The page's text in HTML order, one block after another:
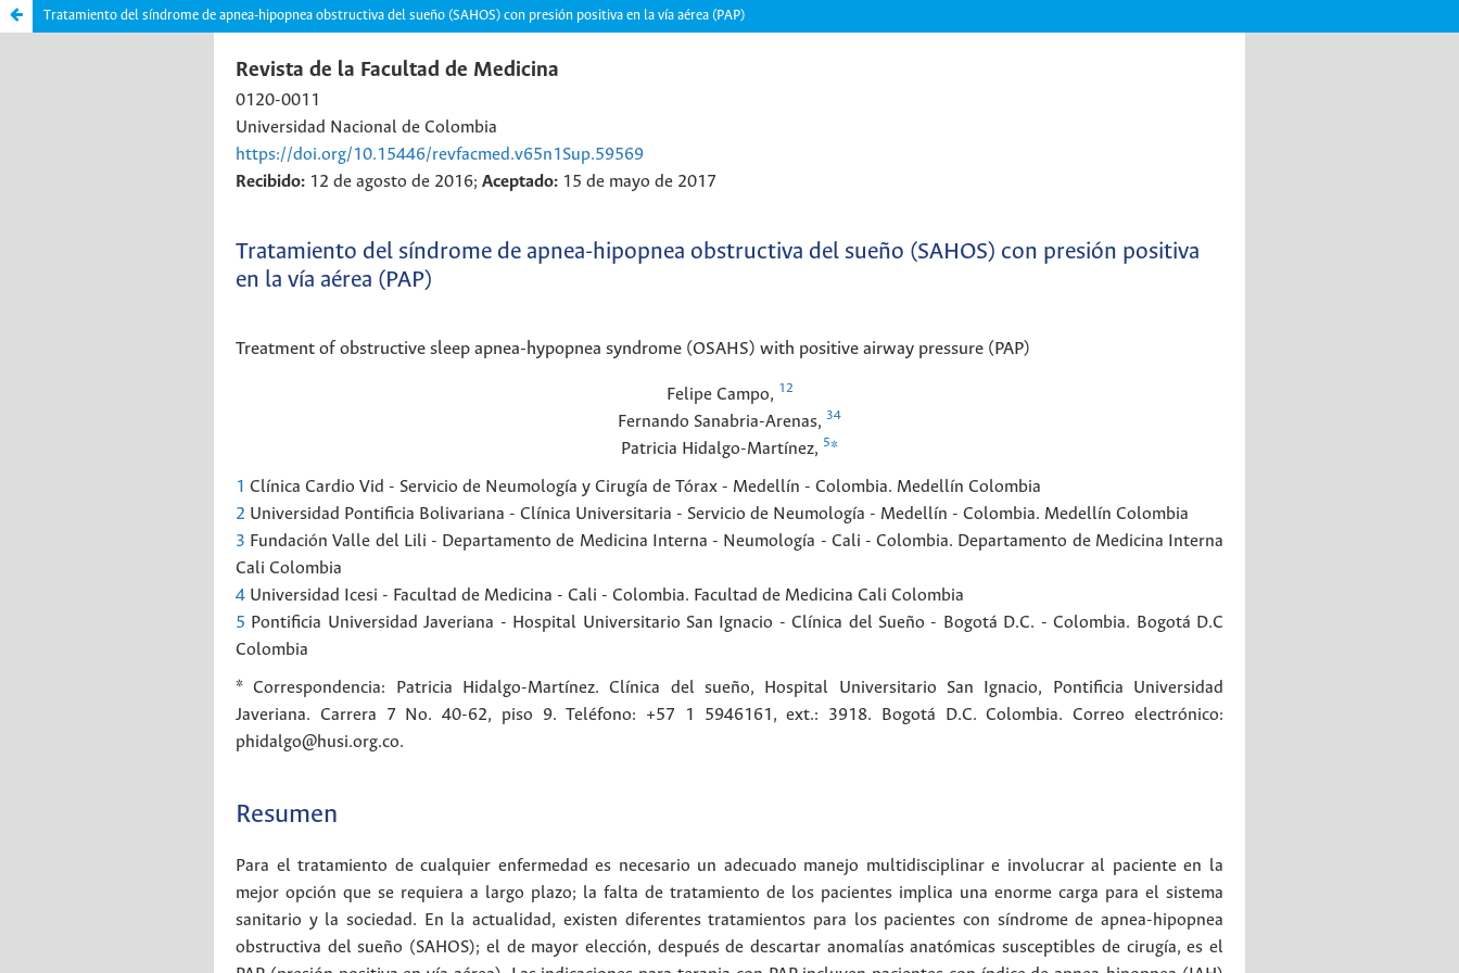
Tratamiento del síndrome de apnea-hipopnea obstructiva del sueño (SAHOS) con presión positiva en la vía aérea (PAP)